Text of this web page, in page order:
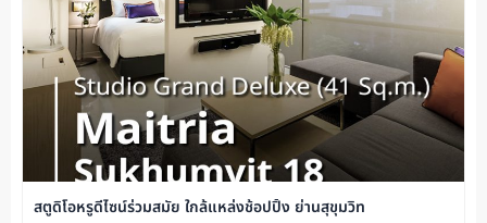
สตูดิโอหรูดีไซน์ร่วมสมัย ใกล้แหล่งช้อปปิ้ง ย่านสุขุมวิท